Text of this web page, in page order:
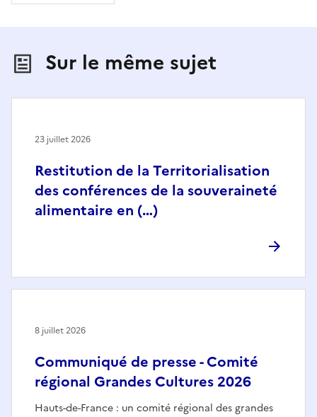
Sur le même sujet
Restitution de la Territorialisation
des conférences de la souveraineté
alimentaire en (…)
23 juillet 2026
Communiqué de presse - Comité
régional Grandes Cultures 2026
Hauts-de-France : un comité régional des grandes
8 juillet 2026